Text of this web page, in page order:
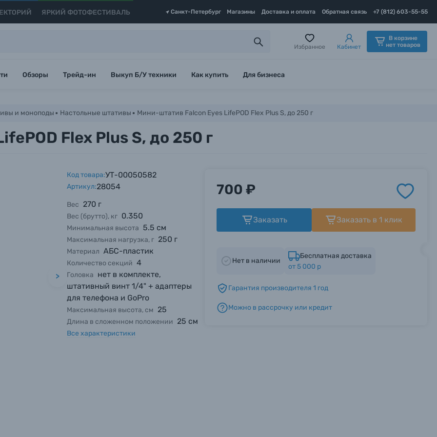
ЯРКИЙ ФОТОФЕСТИВАЛЬ Санкт-Петербург Магазины Доставка и оплата Обратная связь +7 (812) 603-55-55
вопросы?
вопросы?
Избранное Кабинет
В корзине
нет товаров
Обзоры Трейд-ин Выкуп Б/У техники Как купить Для бизнеса
и моноподы Настольные штативы Мини-штатив Falcon Eyes LifePOD Flex Plus S, до 250 г
Flex Plus S, до 250 г
>
Код товара:УТ-00050582
Артикул:28054
Вес 270 г
Вес (брутто), кг 0.350
Минимальная высота 5.5 см
Максимальная нагрузка, г 250 г
Материал АБС-пластик
Количество секций 4
Головка нет в комплекте,
штативный винт 1/4" + адаптеры
для телефона и GoPro
Максимальная высота, см 25
Длина в сложенном положении 25 см
Все характеристики
700 ₽
Заказать Заказать в 1 клик
Нет в наличии
Бесплатная доставка
от 5 000 р
Гарантия производителя 1 год
Можно в рассрочку или кредит
вопросы?